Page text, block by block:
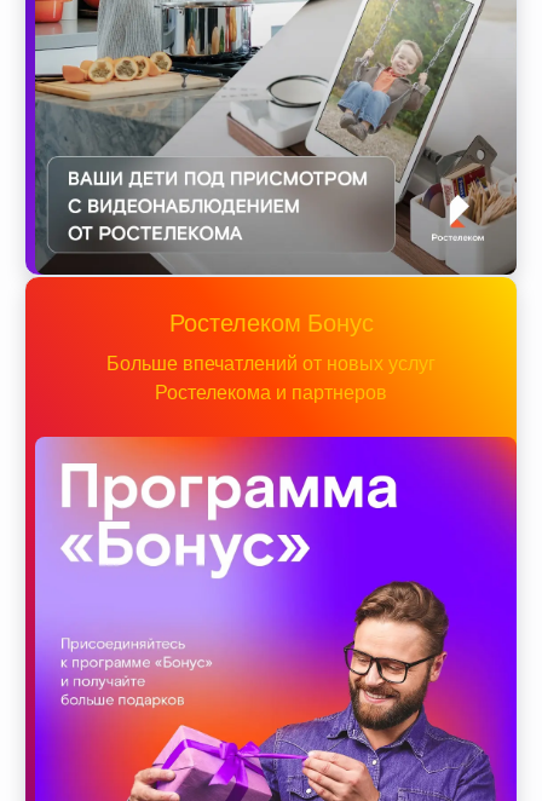
Ростелеком Бонус
Больше впечатлений от новых услуг
Ростелекома и партнеров